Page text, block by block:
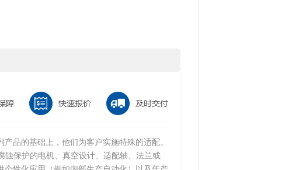
品的基础上，他们为客户实施特殊的适配。
蚀保护的电机、真空设计、适配轴、法兰或